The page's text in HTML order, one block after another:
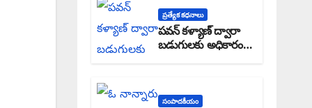
ప్రత్యేక కధనాలు
పవన్ కళ్యాణ్ ద్వారా
బడుగులకు అధికారం
సంపాదకీయం